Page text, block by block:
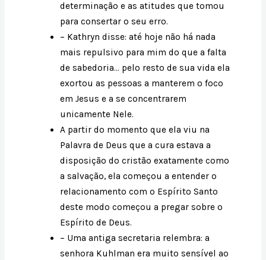
determinação e as atitudes que tomou
para consertar o seu erro.
– Kathryn disse: até hoje não há nada
mais repulsivo para mim do que a falta
de sabedoria… pelo resto de sua vida ela
exortou as pessoas a manterem o foco
em Jesus e a se concentrarem
unicamente Nele.
A partir do momento que ela viu na
Palavra de Deus que a cura estava a
disposição do cristão exatamente como
a salvação, ela começou a entender o
relacionamento com o Espírito Santo
deste modo começou a pregar sobre o
Espírito de Deus.
– Uma antiga secretaria relembra: a
senhora Kuhlman era muito sensível ao